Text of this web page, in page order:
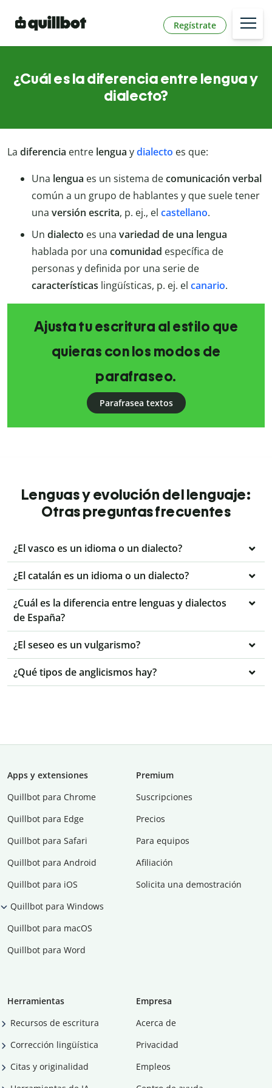
Regístrate
¿Cuál es la diferencia entre lengua y
dialecto?
La diferencia entre lengua ydialecto es que:
Una lengua es un sistema decomunicación verbal
común a un grupo de hablantes y que suele tener
una versión escrita, p. ej., el castellano.
Un dialecto es una variedad de una lengua
hablada por una comunidad específica de
personas y definida por una serie de
características lingüísticas, p. ej. el canario.
Ajusta tu escritura al estilo que
quieras con los modos de
parafraseo.
Parafrasea textos
Lenguas y evolución del lenguaje:
Otras preguntas frecuentes
¿El vasco es un idioma o un dialecto?
¿El catalán es un idioma o un dialecto?
¿Cuál es la diferencia entre lenguas y dialectos
de España?
¿El seseo es un vulgarismo?
¿Qué tipos de anglicismos hay?
Apps y extensiones
Quillbot para Chrome
Quillbot para Edge
Quillbot para Safari
Quillbot para Android
Quillbot para iOS
Quillbot para Windows
Quillbot para macOS
Quillbot para Word
Premium
Suscripciones
Precios
Para equipos
Afiliación
Solicita una demostración
Herramientas
Recursos de escritura
Corrección lingüística
Citas y originalidad
Empresa
Acerca de
Privacidad
Empleos